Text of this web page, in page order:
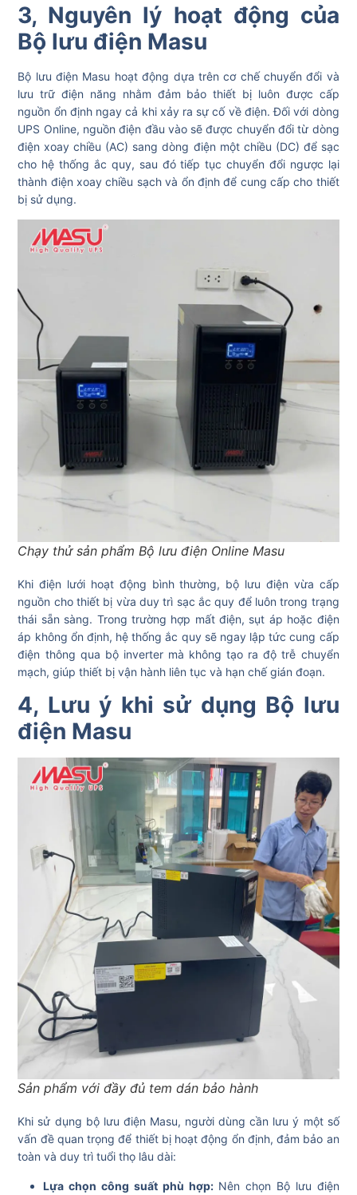
3, Nguyên lý hoạt động của
Bộ lưu điện Masu
Bộ lưu điện Masu hoạt động dựa trên cơ chế chuyển đổi và
lưu trữ điện năng nhằm đảm bảo thiết bị luôn được cấp
nguồn ổn định ngay cả khi xảy ra sự cố về điện. Đối với dòng
UPS Online, nguồn điện đầu vào sẽ được chuyển đổi từ dòng
điện xoay chiều (AC) sang dòng điện một chiều (DC) để sạc
cho hệ thống ắc quy, sau đó tiếp tục chuyển đổi ngược lại
thành điện xoay chiều sạch và ổn định để cung cấp cho thiết
bị sử dụng.
Chạy thử sản phẩm Bộ lưu điện Online Masu
Khi điện lưới hoạt động bình thường, bộ lưu điện vừa cấp
nguồn cho thiết bị vừa duy trì sạc ắc quy để luôn trong trạng
thái sẵn sàng. Trong trường hợp mất điện, sụt áp hoặc điện
áp không ổn định, hệ thống ắc quy sẽ ngay lập tức cung cấp
điện thông qua bộ inverter mà không tạo ra độ trễ chuyển
mạch, giúp thiết bị vận hành liên tục và hạn chế gián đoạn.
4, Lưu ý khi sử dụng Bộ lưu
điện Masu
Sản phẩm với đầy đủ tem dán bảo hành
Khi sử dụng bộ lưu điện Masu, người dùng cần lưu ý một số
vấn đề quan trọng để thiết bị hoạt động ổn định, đảm bảo an
toàn và duy trì tuổi thọ lâu dài:
Lựa chọn công suất phù hợp:Nên chọn Bộ lưu điện